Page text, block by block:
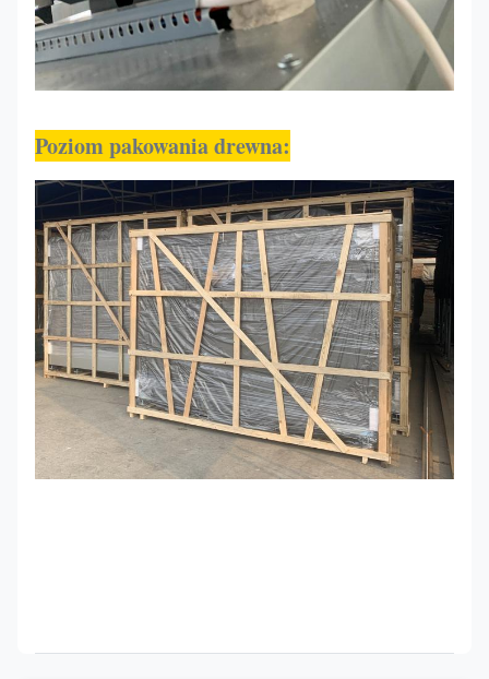
Poziom pakowania drewna: